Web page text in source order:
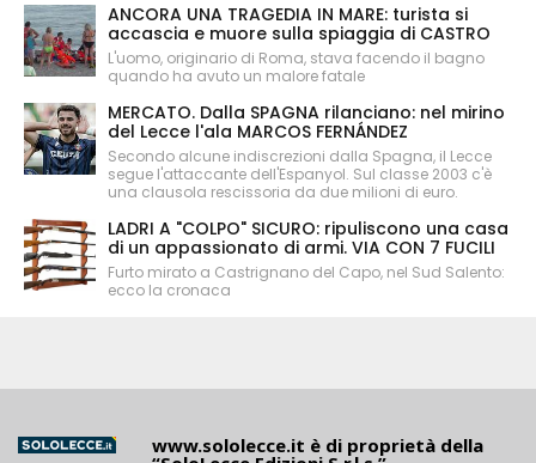
ANCORA UNA TRAGEDIA IN MARE: turista si
accascia e muore sulla spiaggia di CASTRO
L'uomo, originario di Roma, stava facendo il bagno
quando ha avuto un malore fatale
MERCATO. Dalla SPAGNA rilanciano: nel mirino
del Lecce l'ala MARCOS FERNÁNDEZ
Secondo alcune indiscrezioni dalla Spagna, il Lecce
segue l'attaccante dell'Espanyol. Sul classe 2003 c'è
una clausola rescissoria da due milioni di euro.
LADRI A "COLPO" SICURO: ripuliscono una casa
di un appassionato di armi. VIA CON 7 FUCILI
Furto mirato a Castrignano del Capo, nel Sud Salento:
ecco la cronaca
www.sololecce.it è di proprietà della